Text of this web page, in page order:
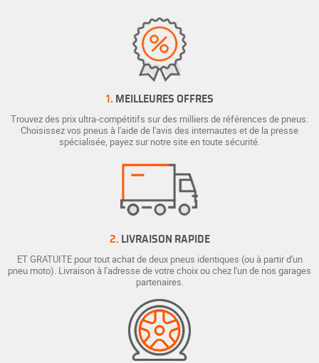
1. MEILLEURES OFFRES
Trouvez des prix ultra-compétitifs sur des milliers de références de pneus.
Choisissez vos pneus à l'aide de l'avis des internautes et de la presse
spécialisée, payez sur notre site en toute sécurité.
2. LIVRAISON RAPIDE
ET GRATUITE pour tout achat de deux pneus identiques (ou à partir d'un
pneu moto). Livraison à l'adresse de votre choix ou chez l'un de nos garages
partenaires.